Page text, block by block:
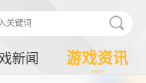
新闻 游戏资讯